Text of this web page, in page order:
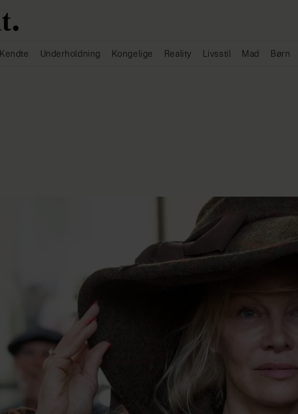
Kendte Underholdning Kongelige Reality Livsstil Mad Børn